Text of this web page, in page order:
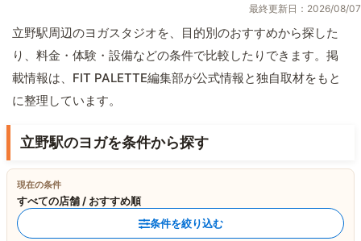
最終更新日：2026/08/07
立野駅周辺のヨガスタジオを、目的別のおすすめから探した
り、料金・体験・設備などの条件で比較したりできます。掲
載情報は、FIT PALETTE編集部が公式情報と独自取材をもと
に整理しています。
立野駅のヨガを条件から探す
現在の条件
すべての店舗 / おすすめ順
条件を絞り込む